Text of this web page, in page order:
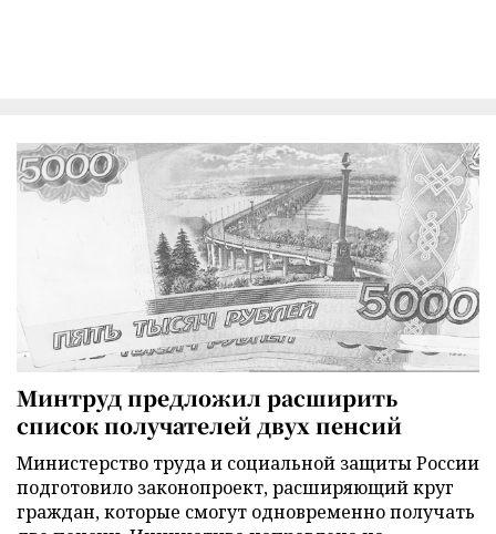
Минтруд предложил расширить
список получателей двух пенсий
Министерство труда и социальной защиты России
подготовило законопроект, расширяющий круг
граждан, которые смогут одновременно получать